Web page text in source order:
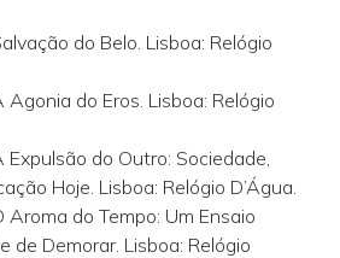
do Belo. Lisboa: Relógio
do Eros. Lisboa: Relógio
Expulsão do Outro: Sociedade,
Hoje. Lisboa: Relógio D’Água.
Aroma do Tempo: Um Ensaio
de Demorar. Lisboa: Relógio